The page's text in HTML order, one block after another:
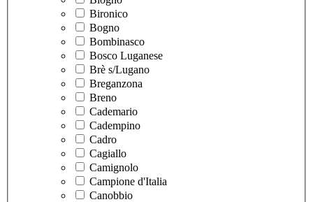
Bironico
Bogno
Bombinasco
Bosco Luganese
Brè s/Lugano
Breganzona
Breno
Cademario
Cadempino
Cadro
Cagiallo
Camignolo
Campione d'Italia
Canobbio